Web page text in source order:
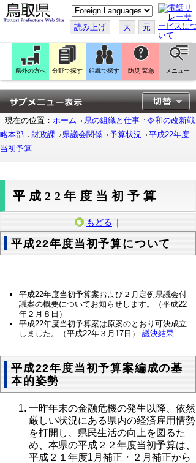
こ
の
ペ
ー
ジ
翻
訳
す
る
読み上げ 大 元
県外の方へ 分野で探す 組織で探す 防災 緊急 メニュー
現在の位置： ホーム 県の組織と仕事
令和の改新戦
略本部
財政課 県議会関係 予算状況
平成22年度
当初予算
平成22年度当初予算
もどる ｜
平成22年度当初予算について
平成22年度当初予算案および２月定例県議会付
議案の概要についてお知らせします。（平成22
年２月８日）
平成22年度当初予算案は原案のとおり可決成立
しました。（平成22年３月17日） 議決結果
平成22年度当初予算案編成の基
本的姿勢
一昨年末の金融危機の発生以降、依然
厳しい状況にある県内の経済雇用情勢
を打開し、県民生活の向上を図るた
め、本県の平成２２年度当初予算は、
平成２１年度1月補正・２月補正から